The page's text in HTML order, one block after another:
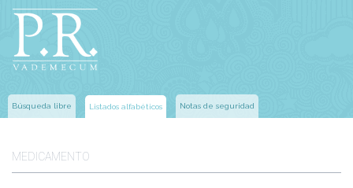
Búsqueda libre Listados alfabéticos Notas de seguridad
MEDICAMENTO